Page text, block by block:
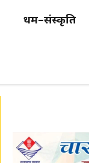
धर्म–संस्कृति